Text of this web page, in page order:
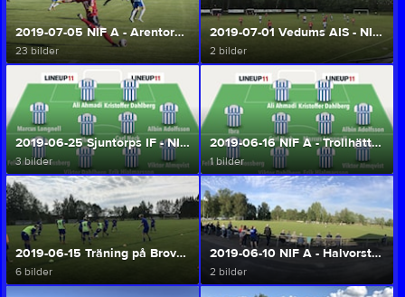
2019-07-05 NIF A - Arentorp Helås FK (Herr A/U)
23 bilder
2019-07-01 Vedums AIS - NIF A (Herr A/U)
2 bilder
2019-06-25 Sjuntorps IF - NIF (Herr A/U)
3 bilder
2019-06-16 NIF A - Trollhätttans Syrianska FK (Herr A/U)
1 bilder
2019-06-15 Träning på Brovallen (Herr A/U)
6 bilder
2019-06-10 NIF A - Halvorstorps IS (Herr A/U)
2 bilder